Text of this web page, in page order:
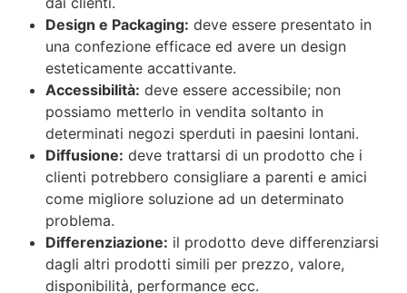
Design e Packaging: deve essere presentato in
una confezione efficace ed avere un design
esteticamente accattivante.
Accessibilità: deve essere accessibile; non
possiamo metterlo in vendita soltanto in
determinati negozi sperduti in paesini lontani.
Diffusione: deve trattarsi di un prodotto che i
clienti potrebbero consigliare a parenti e amici
come migliore soluzione ad un determinato
problema.
Differenziazione: il prodotto deve differenziarsi
dagli altri prodotti simili per prezzo, valore,
disponibilità, performance ecc.